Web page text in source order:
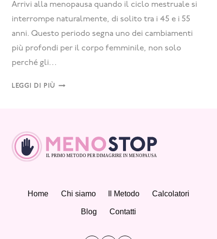
Arrivi alla menopausa quando il ciclo mestruale si
interrompe naturalmente, di solito tra i 45 e i 55
anni. Questo periodo segna uno dei cambiamenti
più profondi per il corpo femminile, non solo
perché gli…
LEGGI DI PIÙ
Home Chi siamo Il Metodo Calcolatori
Blog Contatti